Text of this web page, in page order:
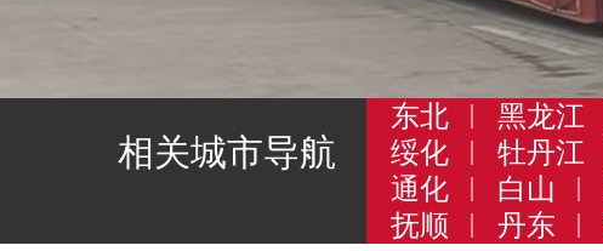
相关城市导航
东北 黑龙江
绥化
牡丹江
通化
白山
抚顺
丹东